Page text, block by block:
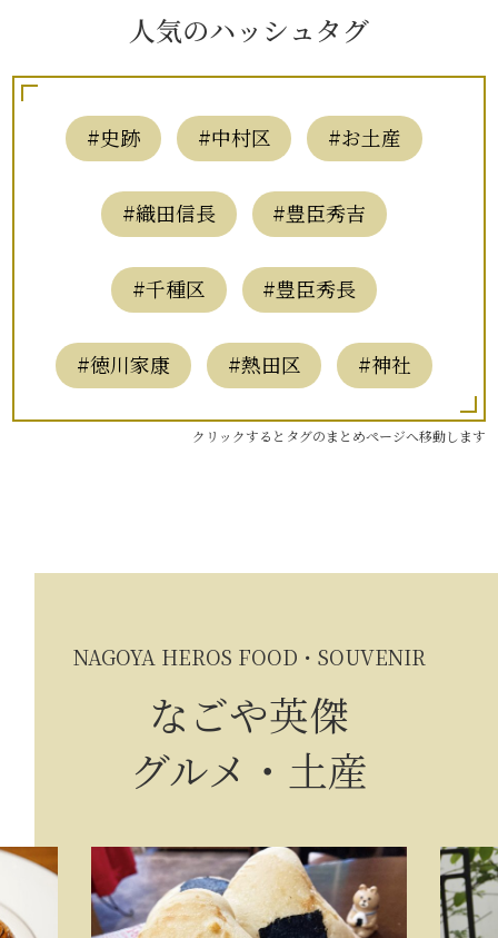
人気のハッシュタグ
#史跡 #中村区 #お土産
#織田信長 #豊臣秀吉
#千種区 #豊臣秀長
#徳川家康 #熱田区 #神社
クリックするとタグのまとめページへ移動します
NAGOYA HEROS FOOD・SOUVENIR
なごや英傑
グルメ・土産